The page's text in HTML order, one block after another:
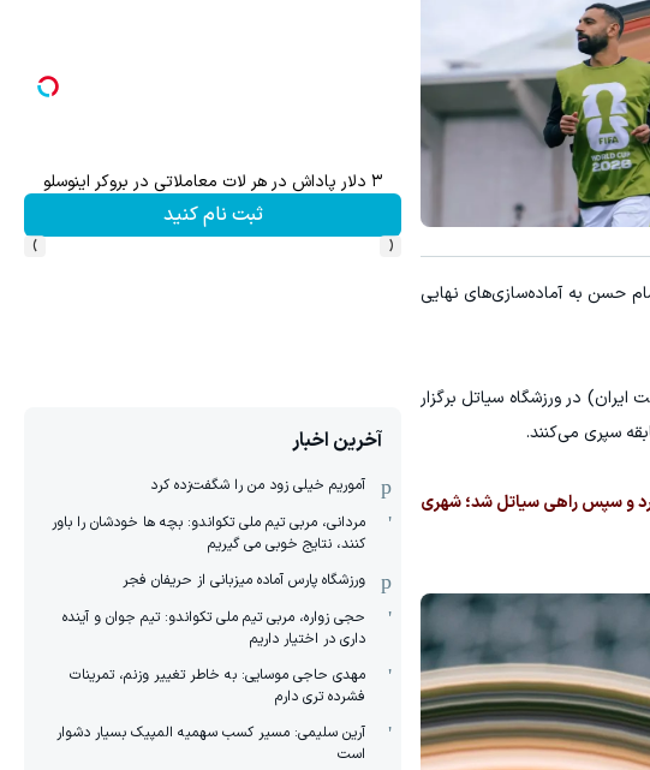
حسن به آماده‌سازی‌های نهایی
که این دیدار از ساعت 22:30 فردا دوشنبه (به وقت ایران) در ورزشگاه سیاتل برگزار
سپری می‌کنند.
کرد و سپس راهی سیاتل شد؛ شهری
ثبت نام کنید
میدونستی میتونی روی سهام آدیداس سرمایه گذاری کنی؟
ثبت نام کنید
‹
›
آخرین اخبار
آموریم خیلی زود من را شگفت‌زده کرد
مردانی، مربی تیم ملی تکواندو: بچه ها خودشان را باور
کنند، نتایج خوبی می گیریم
ورزشگاه پارس آماده میزبانی از حریفان فجر
حجی زواره، مربی تیم ملی تکواندو: تیم جوان‌ و آینده
داری در اختیار داریم
مهدی حاجی موسایی: به خاطر تغییر وزنم، تمرینات
فشرده تری دارم
آرین سلیمی: مسیر کسب سهمیه المپیک بسیار دشوار
است